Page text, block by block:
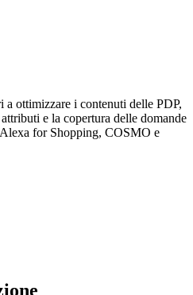
ottimizzare i contenuti delle PDP,
e la copertura delle domande
for Shopping, COSMO e